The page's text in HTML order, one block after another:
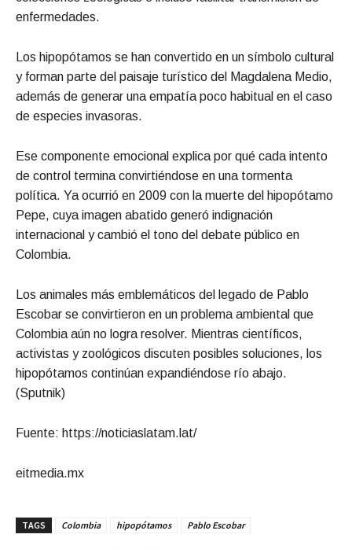
enfermedades.
Los hipopótamos se han convertido en un símbolo cultural
y forman parte del paisaje turístico del Magdalena Medio,
además de generar una empatía poco habitual en el caso
de especies invasoras.
Ese componente emocional explica por qué cada intento
de control termina convirtiéndose en una tormenta
política. Ya ocurrió en 2009 con la muerte del hipopótamo
Pepe, cuya imagen abatido generó indignación
internacional y cambió el tono del debate público en
Colombia.
Los animales más emblemáticos del legado de Pablo
Escobar se convirtieron en un problema ambiental que
Colombia aún no logra resolver. Mientras científicos,
activistas y zoológicos discuten posibles soluciones, los
hipopótamos continúan expandiéndose río abajo.
(Sputnik)
Fuente: https://noticiaslatam.lat/
eitmedia.mx
TAGS Colombia hipopótamos Pablo Escobar